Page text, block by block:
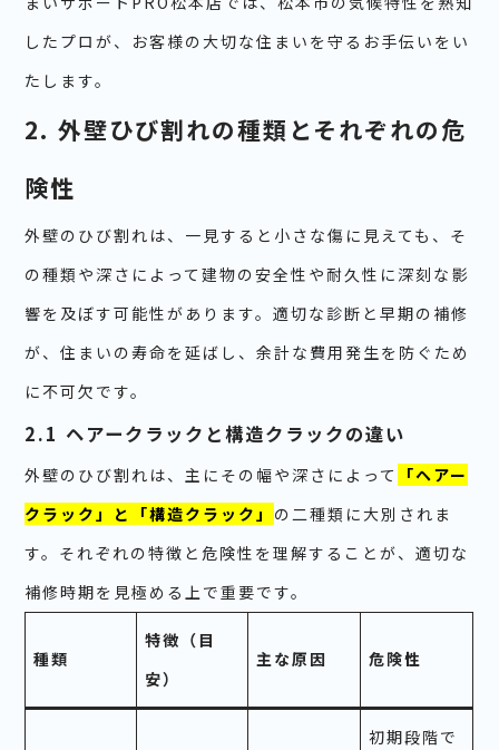
したプロが、お客様の大切な住まいを守るお手伝いをい
たします。
2. 外壁ひび割れの種類とそれぞれの危
険性
外壁のひび割れは、一見すると小さな傷に見えても、そ
の種類や深さによって建物の安全性や耐久性に深刻な影
響を及ぼす可能性があります。適切な診断と早期の補修
が、住まいの寿命を延ばし、余計な費用発生を防ぐため
に不可欠です。
2.1 ヘアークラックと構造クラックの違い
外壁のひび割れは、主にその幅や深さによって
「ヘアー
クラック」と「構造クラック」 の二種類に大別されま
す。それぞれの特徴と危険性を理解することが、適切な
補修時期を見極める上で重要です。
種類
特徴（目
安）
主な原因 危険性
初期段階で